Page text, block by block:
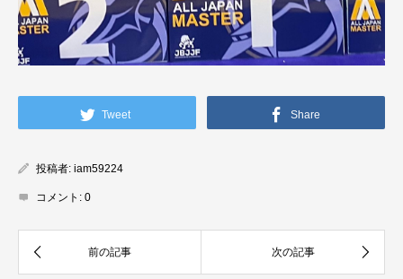
Tweet Share
投稿者: iam59224
コメント: 0